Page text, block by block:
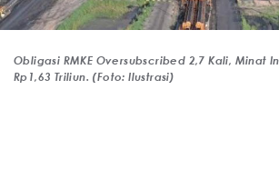
Obligasi RMKE Oversubscribed 2,7 Kali, Minat
Rp1,63 Triliun. (Foto: Ilustrasi)